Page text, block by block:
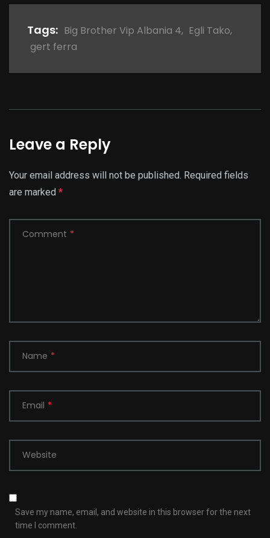
Tags: Big Brother Vip Albania 4, Egli Tako,
gert ferra
Leave a Reply
Your email address will not be published. Required fields
are marked *
Comment *
Name *
Email *
Website
Save my name, email, and website in this browser for the next
time I comment.